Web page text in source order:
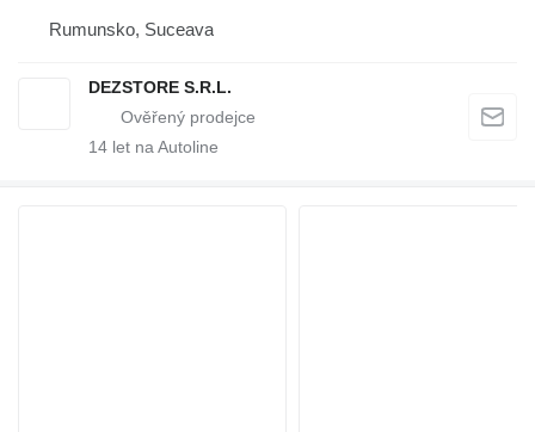
Rumunsko, Suceava
DEZSTORE S.R.L.
14 let na Autoline